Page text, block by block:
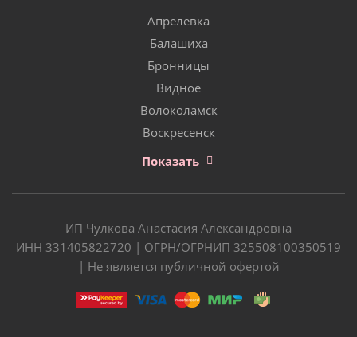
Апрелевка
Балашиха
Бронницы
Видное
Волоколамск
Воскресенск
Показать
ИП Чулкова Анастасия Александровна
ИНН 331405822720 | ОГРН/ОГРНИП 325508100350519
| Не является публичной офертой